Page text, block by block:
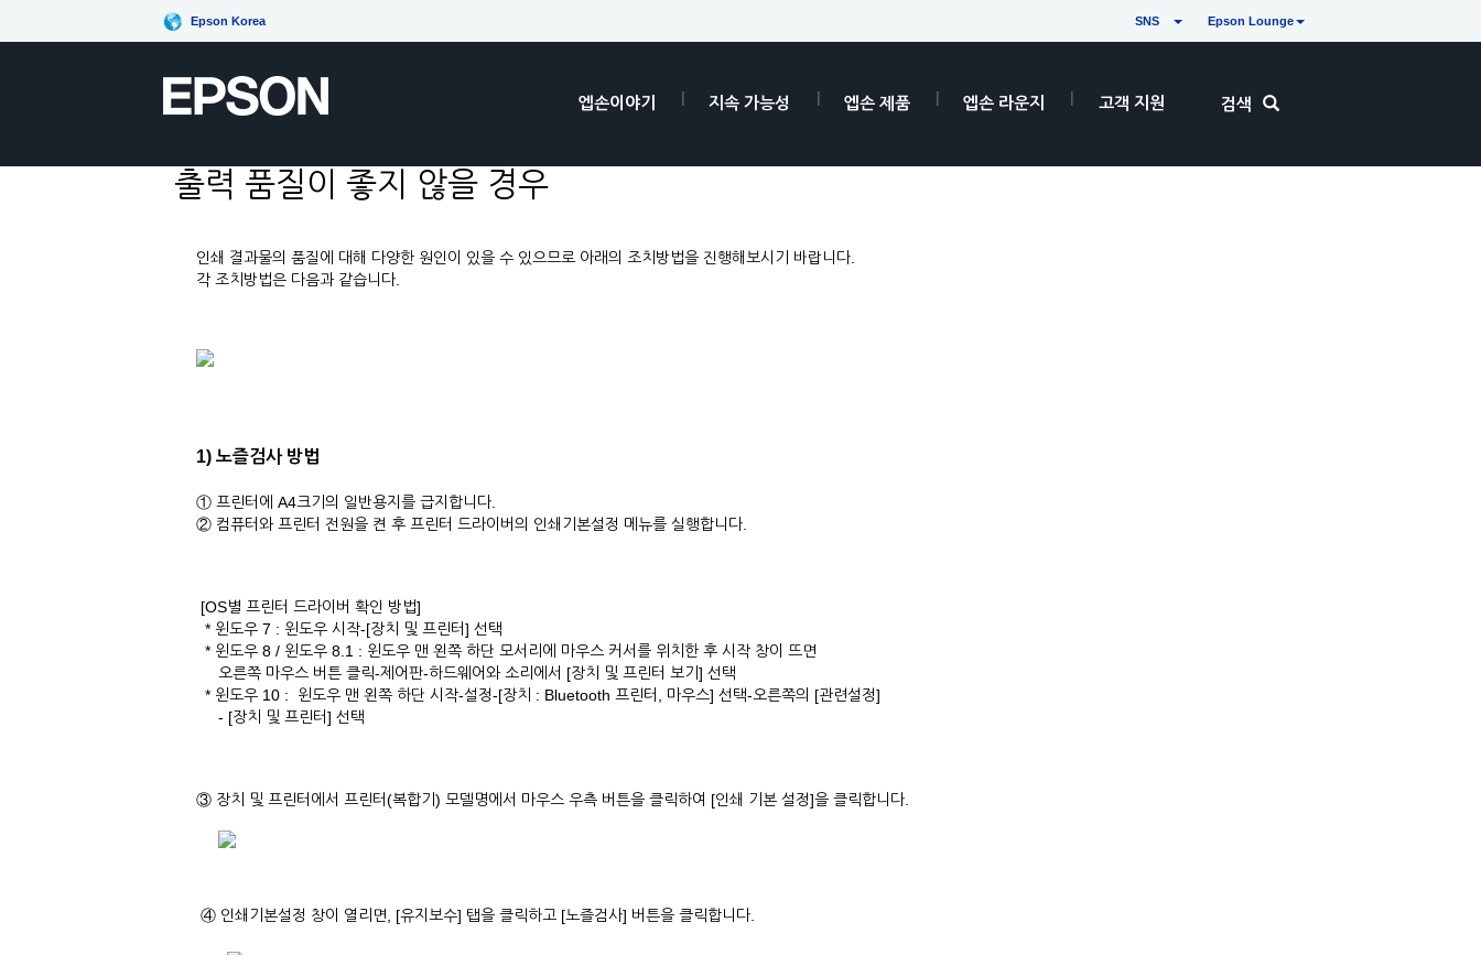
Epson Korea SNS Epson Lounge
엡손이야기 지속 가능성 엡손 제품 엡손 라운지 고객 지원 검색
출력 품질이 좋지 않을 경우
인쇄 결과물의 품질에 대해 다양한 원인이 있을 수 있으므로 아래의 조치방법을 진행해보시기 바랍니다.
각 조치방법은 다음과 같습니다.
1) 노즐검사 방법
① 프린터에 A4크기의 일반용지를 급지합니다.
② 컴퓨터와 프린터 전원을 켠 후 프린터 드라이버의 인쇄기본설정 메뉴를 실행합니다.
[OS별 프린터 드라이버 확인 방법]
* 윈도우 7 : 윈도우 시작-[장치 및 프린터] 선택
* 윈도우 8 / 윈도우 8.1 : 윈도우 맨 왼쪽 하단 모서리에 마우스 커서를 위치한 후 시작 창이 뜨면
오른쪽 마우스 버튼 클릭-제어판-하드웨어와 소리에서 [장치 및 프린터 보기] 선택
* 윈도우 10 : 윈도우 맨 왼쪽 하단 시작-설정-[장치 : Bluetooth 프린터, 마우스] 선택-오른쪽의 [관련설정]
- [장치 및 프린터] 선택
③ 장치 및 프린터에서 프린터(복합기) 모델명에서 마우스 우측 버튼을 클릭하여 [인쇄 기본 설정]을 클릭합니다.
④ 인쇄기본설정 창이 열리면, [유지보수] 탭을 클릭하고 [노즐검사] 버튼을 클릭합니다.